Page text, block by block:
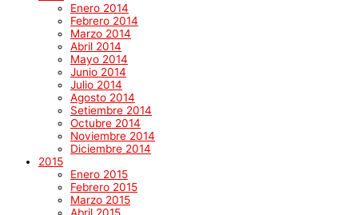
Enero 2014
Febrero 2014
Marzo 2014
Abril 2014
Mayo 2014
Junio 2014
Julio 2014
Agosto 2014
Setiembre 2014
Octubre 2014
Noviembre 2014
Diciembre 2014
2015
Enero 2015
Febrero 2015
Marzo 2015